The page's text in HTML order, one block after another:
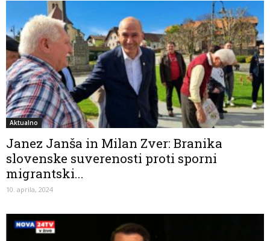
Aktualno
Janez Janša in Milan Zver: Branika
slovenske suverenosti proti sporni
migrantski...
10. aprila, 2024